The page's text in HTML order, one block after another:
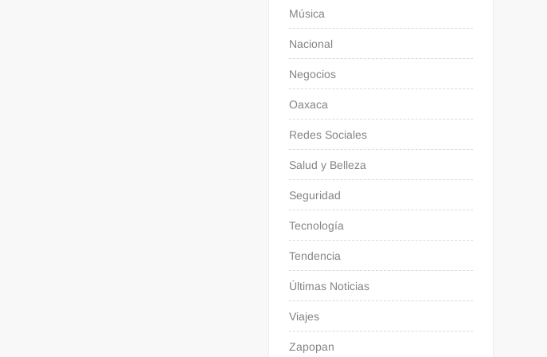
Música
Nacional
Negocios
Oaxaca
Redes Sociales
Salud y Belleza
Seguridad
Tecnología
Tendencia
Últimas Noticias
Viajes
Zapopan